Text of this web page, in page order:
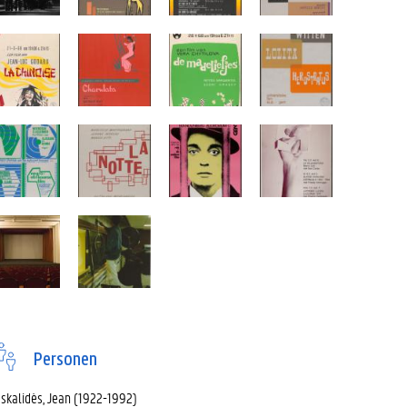
Personen
Jean (1922-1992)